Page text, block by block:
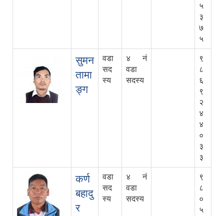
५
३
७
५
सुमन
तामा
ङ्ग
वडा
सद
स्य
४ नं
वडा
सदस्य
९
८
६
९
२
४
४
०
३
३
कर्ण
बहादु
र
वडा
सद
स्य
४ नं
वडा
सदस्य
९
८
०
५